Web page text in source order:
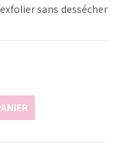
sans dessécher